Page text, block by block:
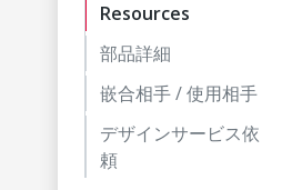
Resources
部品詳細
嵌合相手 / 使用相手
デザインサービス依
頼